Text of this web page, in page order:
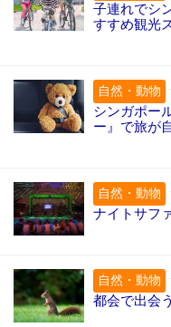
子連れでシ
すすめ観光
自然・動物
シンガポー
ー』で旅が
自然・動物
ナイトサフ
自然・動物
都会で出会